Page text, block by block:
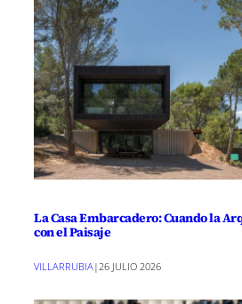
La Casa Embarcadero: Cuando la
con el Paisaje
VILLARRUBIA | 26 JULIO 2026